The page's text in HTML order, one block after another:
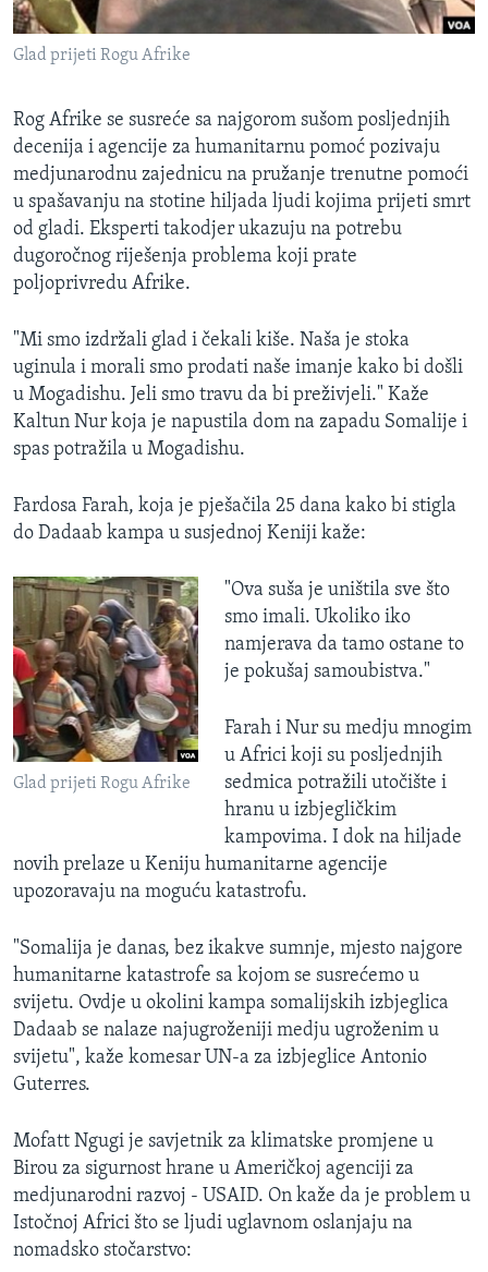
MAGAZIN
O GLASU AMERIKE
Learning English
PRATITE NAS
Jezici
Glad prijeti Rogu Afrike
Rog Afrike se susreće sa najgorom sušom posljednjih
decenija i agencije za humanitarnu pomoć pozivaju
medjunarodnu zajednicu na pružanje trenutne pomoći
u spašavanju na stotine hiljada ljudi kojima prijeti smrt
od gladi. Eksperti takodjer ukazuju na potrebu
dugoročnog riješenja problema koji prate
poljoprivredu Afrike.
"Mi smo izdržali glad i čekali kiše. Naša je stoka
uginula i morali smo prodati naše imanje kako bi došli
u Mogadishu. Jeli smo travu da bi preživjeli." Kaže
Kaltun Nur koja je napustila dom na zapadu Somalije i
spas potražila u Mogadishu.
Fardosa Farah, koja je pješačila 25 dana kako bi stigla
do Dadaab kampa u susjednoj Keniji kaže:
Glad prijeti Rogu Afrike
"Ova suša je uništila sve što
smo imali. Ukoliko iko
namjerava da tamo ostane to
je pokušaj samoubistva."
Farah i Nur su medju mnogim
u Africi koji su posljednjih
sedmica potražili utočište i
hranu u izbjegličkim
kampovima. I dok na hiljade
novih prelaze u Keniju humanitarne agencije
upozoravaju na moguću katastrofu.
"Somalija je danas, bez ikakve sumnje, mjesto najgore
humanitarne katastrofe sa kojom se susrećemo u
svijetu. Ovdje u okolini kampa somalijskih izbjeglica
Dadaab se nalaze najugroženiji medju ugroženim u
svijetu", kaže komesar UN-a za izbjeglice Antonio
Guterres.
Mofatt Ngugi je savjetnik za klimatske promjene u
Birou za sigurnost hrane u Američkoj agenciji za
medjunarodni razvoj - USAID. On kaže da je problem u
Istočnoj Africi što se ljudi uglavnom oslanjaju na
nomadsko stočarstvo: